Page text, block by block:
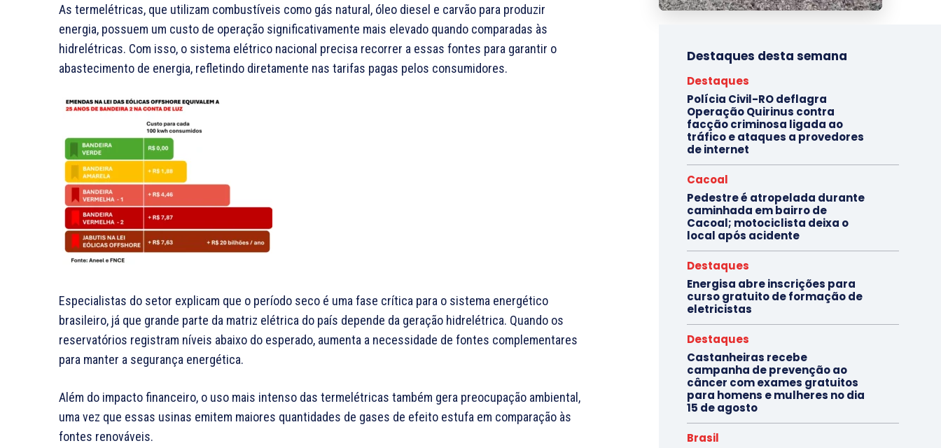
As termelétricas, que utilizam combustíveis como gás natural, óleo diesel e carvão para produzir
energia, possuem um custo de operação significativamente mais elevado quando comparadas às
hidrelétricas. Com isso, o sistema elétrico nacional precisa recorrer a essas fontes para garantir o
abastecimento de energia, refletindo diretamente nas tarifas pagas pelos consumidores.
Especialistas do setor explicam que o período seco é uma fase crítica para o sistema energético
brasileiro, já que grande parte da matriz elétrica do país depende da geração hidrelétrica. Quando os
reservatórios registram níveis abaixo do esperado, aumenta a necessidade de fontes complementares
para manter a segurança energética.
Além do impacto financeiro, o uso mais intenso das termelétricas também gera preocupação ambiental,
uma vez que essas usinas emitem maiores quantidades de gases de efeito estufa em comparação às
fontes renováveis.
Destaques desta semana
Destaques
Polícia Civil-RO deflagra
Operação Quirinus contra
facção criminosa ligada ao
tráfico e ataques a provedores
de internet
Cacoal
Pedestre é atropelada durante
caminhada em bairro de
Cacoal; motociclista deixa o
local após acidente
Destaques
Energisa abre inscrições para
curso gratuito de formação de
eletricistas
Destaques
Castanheiras recebe
campanha de prevenção ao
câncer com exames gratuitos
para homens e mulheres no dia
15 de agosto
Brasil